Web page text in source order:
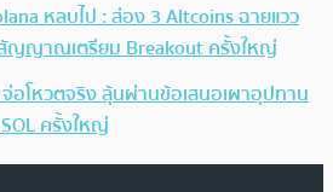
หลบไป : ส่อง 3 Altcoins ฉายแวว
ญญาณเตรียม Breakout ครั้งใหญ่
อโหวตจริง ลุ้นผ่านข้อเสนอเผาอุปทาน
ครั้งใหญ่